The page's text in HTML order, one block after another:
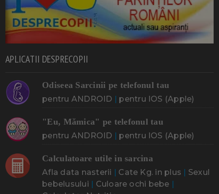
APLICATII DESPRECOPII
Odiseea Sarcinii pe telefonul tau
pentru ANDROID | pentru IOS (Apple)
"Eu, Mămica" pe telefonul tau
pentru ANDROID | pentru IOS (Apple)
Calculatoare utile in sarcina
Afla data nasterii | Cate Kg. in plus | Sexul
bebelusului | Culoare ochi bebe |